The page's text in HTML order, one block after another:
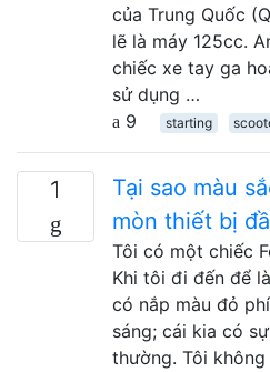
của Trung Quốc
lẽ là máy 125cc.
chiếc xe tay ga
sử dụng …
9
starting
1
Tại sao màu
mòn thiết bị
Tôi có một chiếc
Khi tôi đi đến để
có nắp màu đỏ
sáng; cái kia có
thường. Tôi